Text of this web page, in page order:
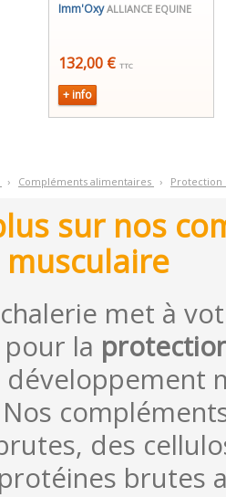
Imm'OxyALLIANCE EQUINE
132,00 € TTC
+ info
› Compléments alimentaires › Protection
sur nos
met à
la
Nos
des
brutes